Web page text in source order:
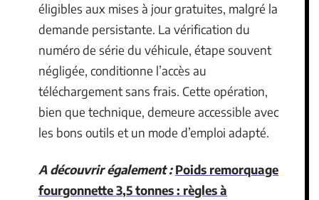
éligibles aux mises à jour gratuites, malgré la
demande persistante. La vérification du
numéro de série du véhicule, étape souvent
négligée, conditionne l’accès au
téléchargement sans frais. Cette opération,
bien que technique, demeure accessible avec
les bons outils et un mode d’emploi adapté.
A découvrir également : Poids remorquage
fourgonnette 3,5 tonnes : règles à